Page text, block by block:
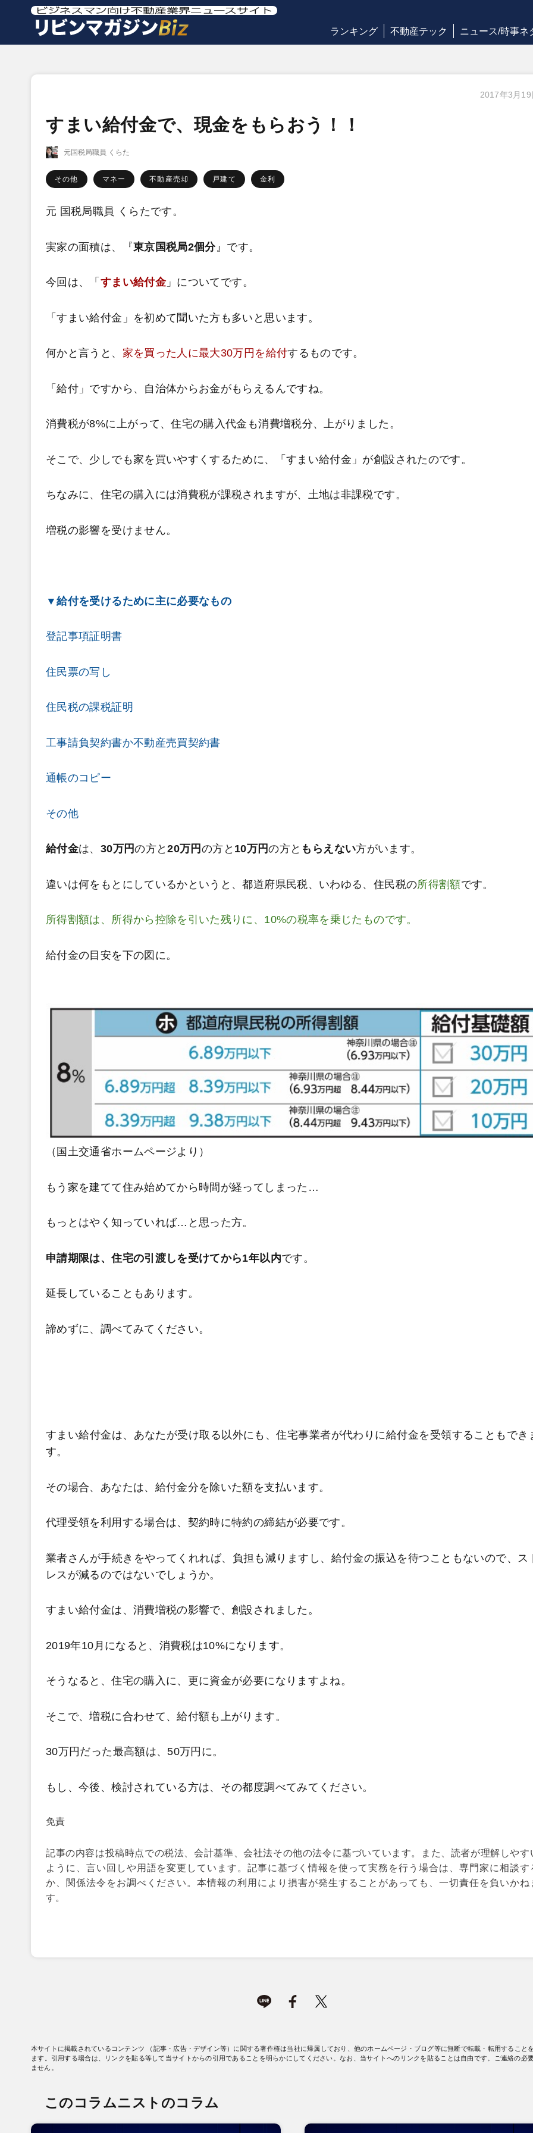
ランキング 不動産テック ニュース/時事ネ
2017年3月19
すまい給付金で、現金をもらおう！！
元国税局職員 くらた
その他 マネー 不動産売却 戸建て 金利
元 国税局職員 くらたです。
実家の面積は、『東京国税局2個分』です。
今回は、「 すまい給付金」についてです。
「すまい給付金」を初めて聞いた方も多いと思います。
何かと言うと、 家を買った人に最大30万円を給付するものです。
「給付」ですから、自治体からお金がもらえるんですね。
消費税が8%に上がって、住宅の購入代金も消費増税分、上がりました。
そこで、少しでも家を買いやすくするために、「すまい給付金」が創設されたのです。
ちなみに、住宅の購入には消費税が課税されますが、土地は非課税です。
増税の影響を受けません。
▼給付を受けるために主に必要なもの
登記事項証明書
住民票の写し
住民税の課税証明
工事請負契約書か不動産売買契約書
通帳のコピー
その他
給付金は、 30万円の方と20万円 の方と 10万円の方と もらえない方がいます。
違いは何をもとにしているかというと、都道府県民税、いわゆる、住民税の所得割額です。
所得割額は、所得から控除を引いた残りに、10%の税率を乗じたものです。
給付金の目安を下の図に。
（国土交通省ホームページより）
も う家を建てて住み始めてから時間が経ってしまった…
もっとはやく知っていれば…と思った方。
申請期限は、住宅の引渡しを受けてから1年以内です。
延長していることもあります。
諦めずに、調べてみてください。
すまい給付金は、あなたが受け取る以外にも、住宅事業者が代わりに給付金を受領することもでき
す。
その場合、あなたは、給付金分を除いた額を支払います。
代理受領を利用する場合は、契約時に特約の締結が必要です。
業者さんが手続きをやってくれれば、負担も減りますし、給付金の振込を待つこともないので、ス
レスが減るのではないでしょうか。
すまい給付金は、消費増税の影響で、創設されました。
2019年10月になると、消費税は10%になります。
そうなると、住宅の購入に、更に資金が必要になりますよね。
そこで、増税に合わせて、給付額も上がります。
30万円だった最高額は、50万円に。
もし、今後、検討されている方は、その都度調べてみてください。
免責
記事の内容は投稿時点での税法、会計基準、会社法その他の法令に基づいています。また、読者が理解しやす
ように、言い回しや用語を変更しています。記事に基づく情報を使って実務を行う場合は、専門家に相談す
か、関係法令をお調べください。本情報の利用により損害が発生することがあっても、一切責任を負いかね
す。
本サイトに掲載されているコンテンツ （記事・広告・デザイン等）に関する著作権は当社に帰属しており、他のホームページ・ブログ等に無断で転載・転用すること
ます。引用する場合は、リンクを貼る等して当サイトからの引用であることを明らかにしてください。なお、当サイトへのリンクを貼ることは自由です。ご連絡の必
ません。
このコラムニストのコラム